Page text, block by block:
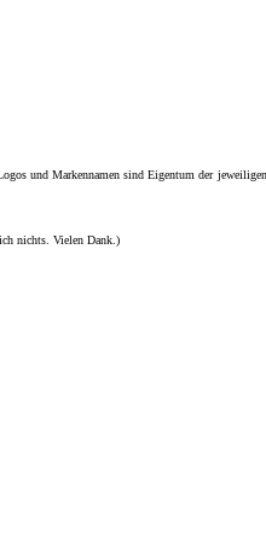
und Markennamen sind Eigentum der
nichts. Vielen Dank.)